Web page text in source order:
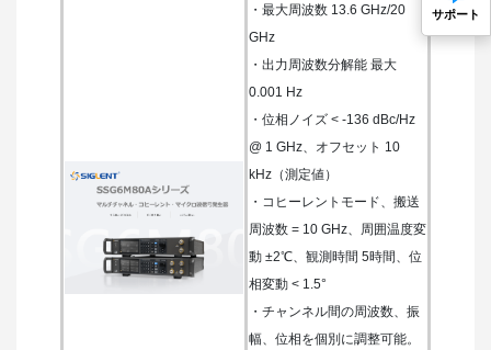
・最大周波数 13.6 GHz/20
GHz
・出力周波数分解能 最大
0.001 Hz
・位相ノイズ < -136 dBc/Hz
@ 1 GHz、オフセット 10
kHz（測定値）
・コヒーレントモード、搬送
周波数 = 10 GHz、周囲温度変
動 ±2℃、観測時間 5時間、位
相変動 < 1.5°
・チャンネル間の周波数、振
幅、位相を個別に調整可能。
サポート